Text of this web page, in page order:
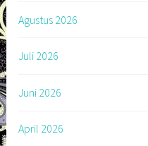
Agustus 2026
Juli 2026
Juni 2026
April 2026